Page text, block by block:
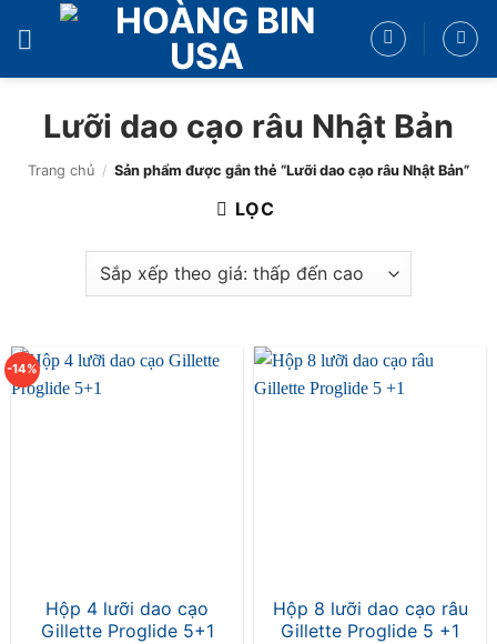
Lưỡi dao cạo râu Nhật Bản
Trang chủ / Sản phẩm được gắn thẻ “Lưỡi dao cạo râu Nhật Bản”
LỌC
-14%
Hộp 4 lưỡi dao cạo
Gillette Proglide 5+1
Hộp 8 lưỡi dao cạo râu
Gillette Proglide 5 +1